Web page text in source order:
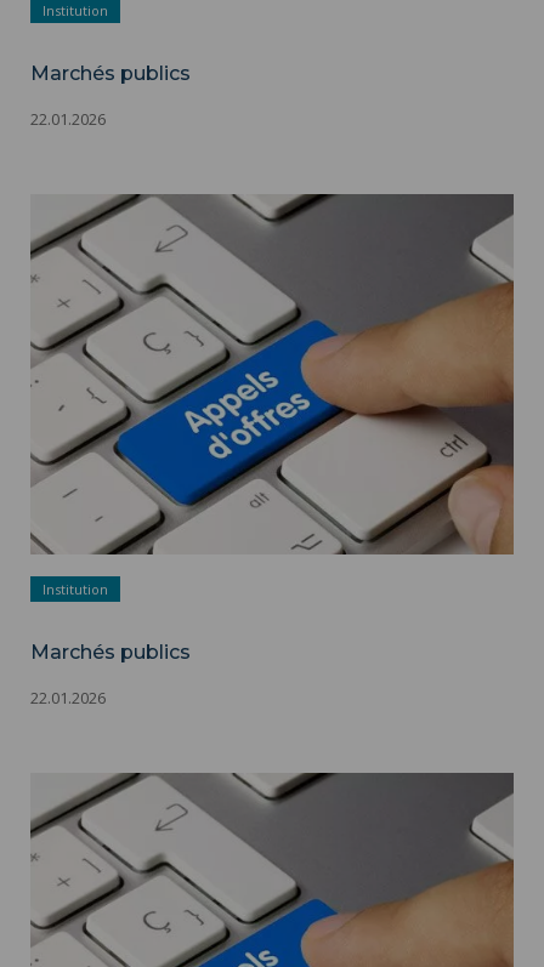
Institution
Marchés publics
22.01.2026
Marchés publics ">
Marchés publics - Appels d'offres - Adobestock
Institution
Marchés publics
22.01.2026
Marchés publics ">
Marchés publics - Appels d'offres - Adobestock